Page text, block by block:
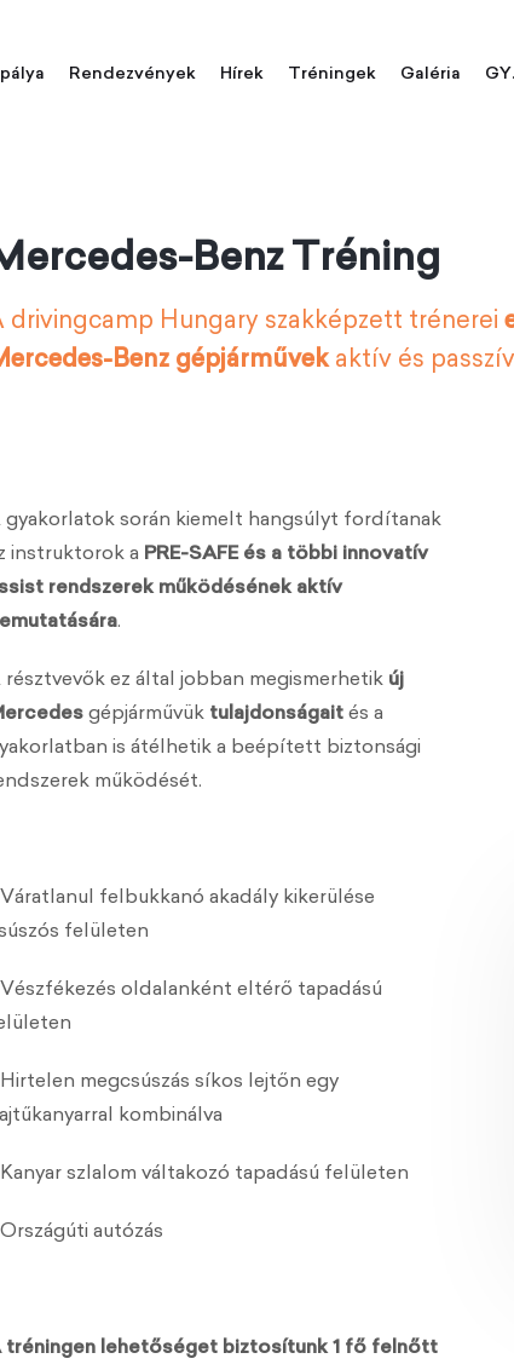
Rendezvények Hírek Tréningek Galéria
Benz Tréning
drivingcamp Hungary szakképzett trénerei
Benz gépjárművekaktív és
gyakorlatok során kiemelt hangsúlyt fordítanak
instruktorok a PRE-SAFE és a többi innovatív
rendszerek működésének aktív
.
résztvevők ez által jobban megismerhetik új
gépjárművük tulajdonságait és a
is átélhetik a beépített biztonsági
működését.
felbukkanó akadály kikerülése
felületen
oldalanként eltérő tapadású
megcsúszás síkos lejtőn egy
kombinálva
szlalom váltakozó tapadású felületen
autózás
tréningen lehetőséget biztosítunk 1 fő felnőtt